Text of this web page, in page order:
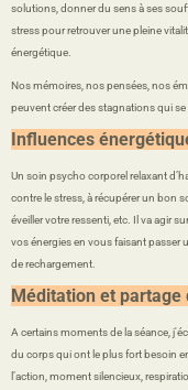
solutions, donner du sens à ses
stress pour retrouver une pleine
énergétique.
Nos mémoires, nos pensées, nos
peuvent créer des stagnations qui
Influences
Un soin psycho corporel relaxant
contre le stress, à récupérer un bon
éveiller votre ressenti, etc. Il va agir
vos énergies en vous faisant passer
de rechargement.
Méditation et partage
A certains moments de la séance,
du corps qui ont le plus fort besoin
l’action, moment silencieux,